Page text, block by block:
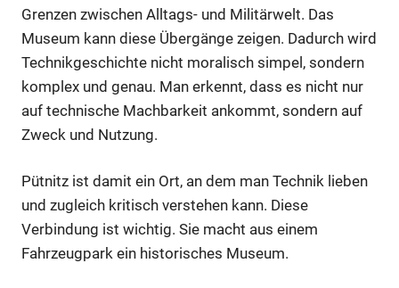
Grenzen zwischen Alltags- und Militärwelt. Das
Museum kann diese Übergänge zeigen. Dadurch wird
Technikgeschichte nicht moralisch simpel, sondern
komplex und genau. Man erkennt, dass es nicht nur
auf technische Machbarkeit ankommt, sondern auf
Zweck und Nutzung.
Pütnitz ist damit ein Ort, an dem man Technik lieben
und zugleich kritisch verstehen kann. Diese
Verbindung ist wichtig. Sie macht aus einem
Fahrzeugpark ein historisches Museum.